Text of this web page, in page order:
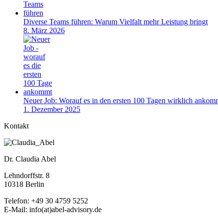
Diverse Teams führen: Warum Vielfalt mehr Leistung bringt
8. März 2026
Neuer Job: Worauf es in den ersten 100 Tagen wirklich
1. Dezember 2025
Kontakt
Dr. Claudia Abel
Lehndorffstr. 8
10318 Berlin
Telefon: +49 30 4759 5252
E-Mail: info(at)abel-advisory.de